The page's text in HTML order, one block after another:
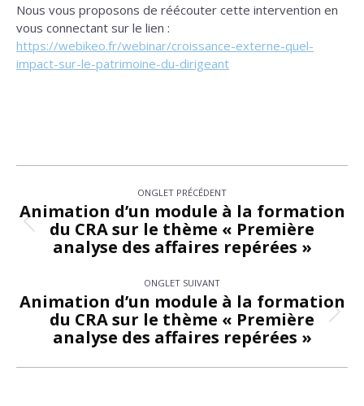
Nous vous proposons de réécouter cette intervention en
vous connectant sur le lien :
https://webikeo.fr/webinar/croissance-externe-quel-
impact-sur-le-patrimoine-du-dirigeant
de
commentaire
ONGLET PRÉCÉDENT
Onglet
précédent
Animation d’un module à la formation
du CRA sur le thème « Première
analyse des affaires repérées »
ONGLET SUIVANT
Onglet
suivant
Animation d’un module à la formation
du CRA sur le thème « Première
analyse des affaires repérées »